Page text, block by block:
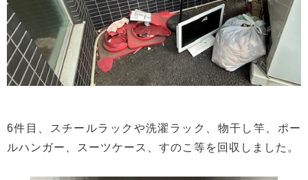
6件目、スチールラックや洗濯ラック、物干し竿、ポー
ルハンガー、スーツケース、すのこ等を回収しました。